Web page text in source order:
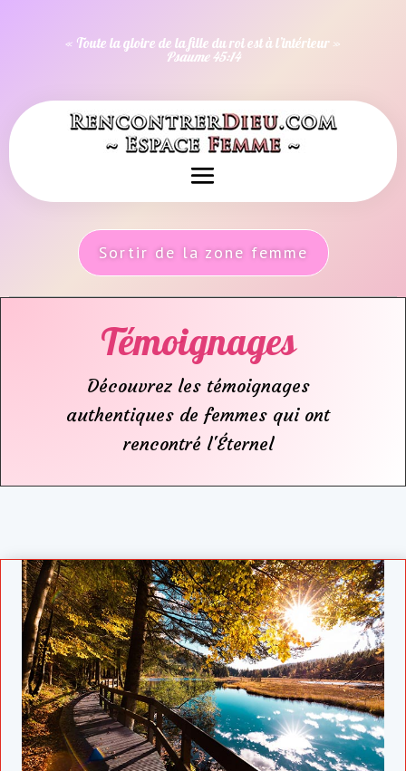
« Toute la gloire de la fille du roi est à l’intérieur »
Psaume 45:14
Sortir de la zone femme
Témoignages
Découvrez les témoignages
authentiques de femmes qui ont
rencontré l'Éternel